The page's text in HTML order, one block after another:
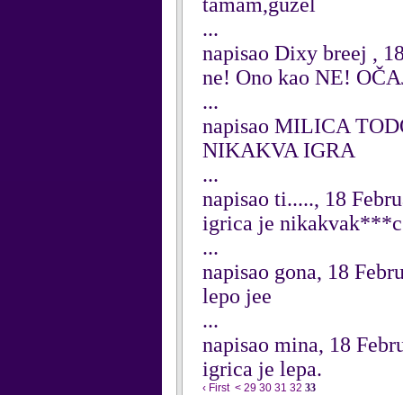
...
napisao Dixy breej ,
ne! Ono kao NE!
...
napisao MILICA
NIKAKVA IGRA
...
napisao ti....., 18
igrica je nikakvak***c
...
napisao gona, 18
lepo jee
...
napisao mina, 18
igrica je lepa.
‹ First < 29 30 31 32 33